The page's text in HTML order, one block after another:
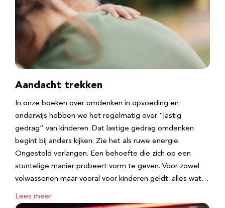
Aandacht trekken
In onze boeken over omdenken in opvoeding en
onderwijs hebben we het regelmatig over “lastig
gedrag” van kinderen. Dat lastige gedrag omdenken
begint bij anders kijken. Zie het als ruwe energie.
Ongestold verlangen. Een behoefte die zich op een
stuntelige manier probeert vorm te geven. Voor zowel
volwassenen maar vooral voor kinderen geldt: alles wat…
Lees meer